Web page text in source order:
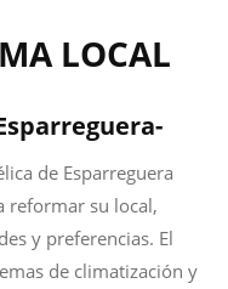
LOCAL
de Esparreguera
reformar su local,
y preferencias. El
de climatización y